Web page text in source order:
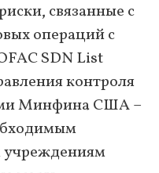
связанные с
операций с
SDN List
контроля
Минфина США –